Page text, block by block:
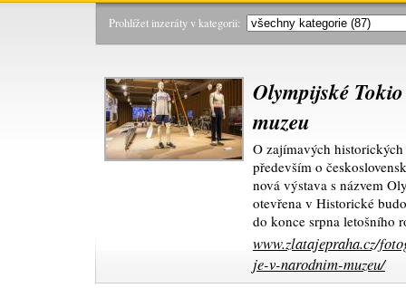
Prohlížet inzeráty v kategorii:
Olympijské
muzeu
O zajímavých
především o
nová výstava s názvem
otevřena v Historické
do konce srpna letošního
www.zlatajepraha.cz/
je-v-narodnim-muzeu/